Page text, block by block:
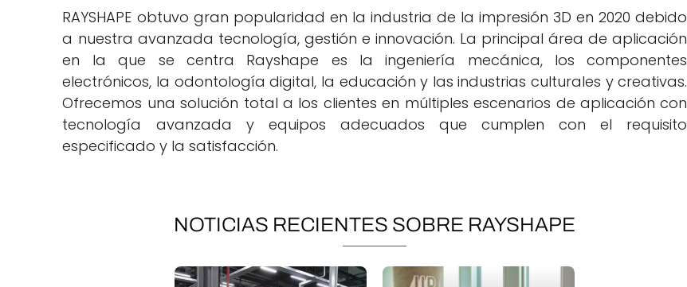
RAYSHAPE obtuvo gran popularidad en la industria de la impresión 3D en 2020 debido
a nuestra avanzada tecnología, gestión e innovación. La principal área de aplicación
en la que se centra Rayshape es la ingeniería mecánica, los componentes
electrónicos, la odontología digital, la educación y las industrias culturales y creativas.
Ofrecemos una solución total a los clientes en múltiples escenarios de aplicación con
tecnología avanzada y equipos adecuados que cumplen con el requisito
especificado y la satisfacción.
NOTICIAS RECIENTES SOBRE RAYSHAPE